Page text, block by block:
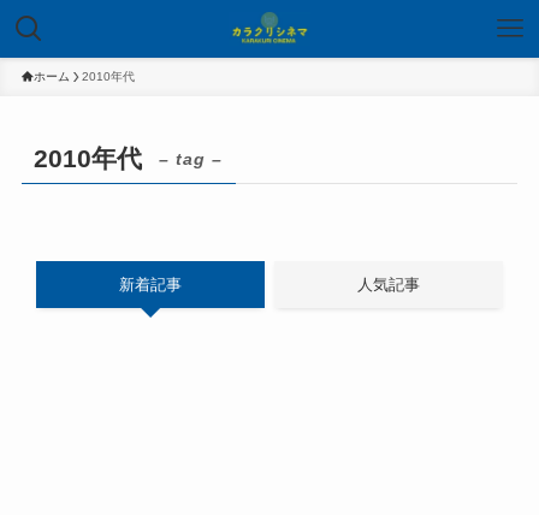
ホーム 2010年代
2010年代 – tag –
新着記事 人気記事